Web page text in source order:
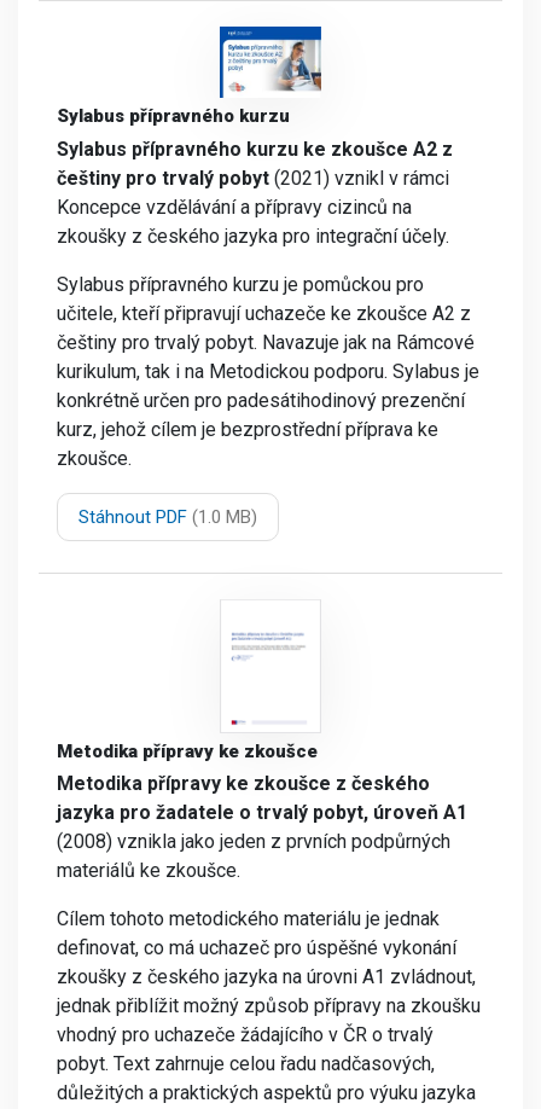
Sylabus přípravného kurzu
Sylabus přípravného kurzu ke zkoušce A2 z
češtiny pro trvalý pobyt (2021) vznikl v rámci
Koncepce vzdělávání a přípravy cizinců na
zkoušky z českého jazyka pro integrační účely.
Sylabus přípravného kurzu je pomůckou pro
učitele, kteří připravují uchazeče ke zkoušce A2 z
češtiny pro trvalý pobyt. Navazuje jak na Rámcové
kurikulum, tak i na Metodickou podporu. Sylabus je
konkrétně určen pro padesátihodinový prezenční
kurz, jehož cílem je bezprostřední příprava ke
zkoušce.
Stáhnout PDF (1.0 MB)
Metodika přípravy ke zkoušce
Metodika přípravy ke zkoušce z českého
jazyka pro žadatele o trvalý pobyt, úroveň A1
(2008) vznikla jako jeden z prvních podpůrných
materiálů ke zkoušce.
Cílem tohoto metodického materiálu je jednak
definovat, co má uchazeč pro úspěšné vykonání
zkoušky z českého jazyka na úrovni A1 zvládnout,
jednak přiblížit možný způsob přípravy na zkoušku
vhodný pro uchazeče žádajícího v ČR o trvalý
pobyt. Text zahrnuje celou řadu nadčasových,
důležitých a praktických aspektů pro výuku jazyka